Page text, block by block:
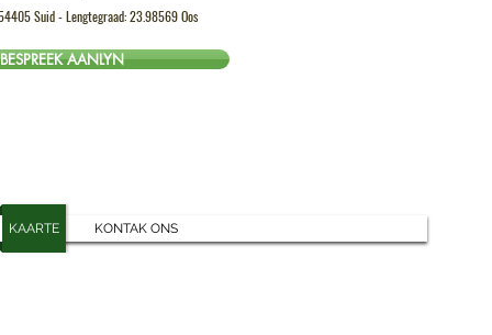
Suid - Lengtegraad: 23.98569 Oos
BESPREEK AANLYN
KAARTE KONTAK ONS